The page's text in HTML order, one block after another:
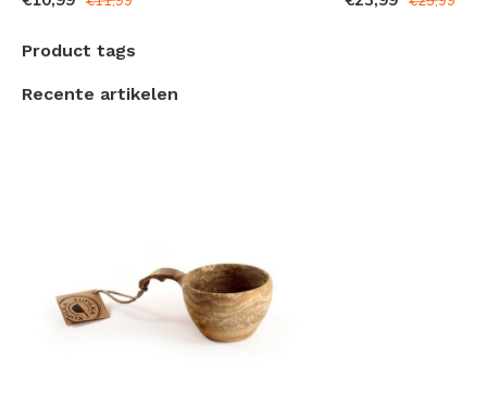
Product tags
Recente artikelen